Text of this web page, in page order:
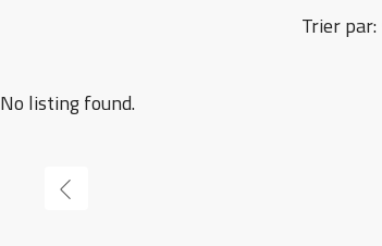
Trier par:
No listing found.